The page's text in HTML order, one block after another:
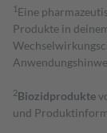
1 Eine
Produkte in
2Biozidprodukte
und